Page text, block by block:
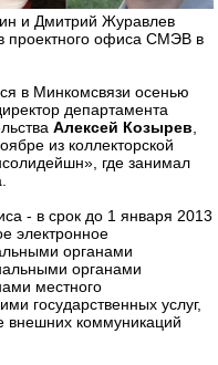
и Дмитрий Журавлев
проектного офиса СМЭВ в
в Минкомсвязи осенью
департамента
Алексей Козырев,
из коллекторской
где занимал
- в срок до 1 января 2013
электронное
органами
органами
местного
государственных услуг,
внешних коммуникаций